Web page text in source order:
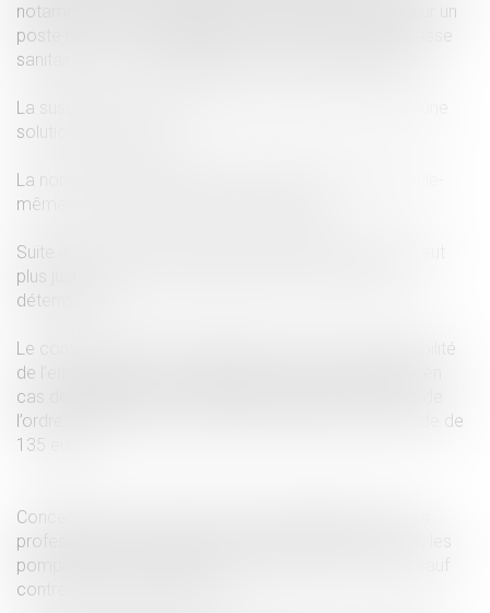
notamment les possibilités de mutation temporaire sur un
poste non soumis à l’obligation de présentation du passe
sanitaire, ou, les possibilités de recours au télétravail.
La suspension du contrat de travail se poursuit si aucune
solution n’est trouvée.
La non-présentation du passe sanitaire n’est pas en elle-
même une cause valable de licenciement.
Suite à la censure du conseil constitutionnel, elle ne peut
plus justifier la rupture anticipée d’un contrat à durée
déterminée.
Le contrôle des passes sanitaires est de la responsabilité
de l’employeur qui est passible de sanctions pénales en
cas de défaillance. Un salarié contrôlé par les forces de
l’ordre qui ne serait pas en règle encourrait une amende de
135 euros.
Concernant la vaccination, elle est obligatoire pour les
professionnels du secteur médical, sanitaire et social, les
pompiers et les ambulanciers depuis le 9 août 2021 sauf
contre-indication médicale.